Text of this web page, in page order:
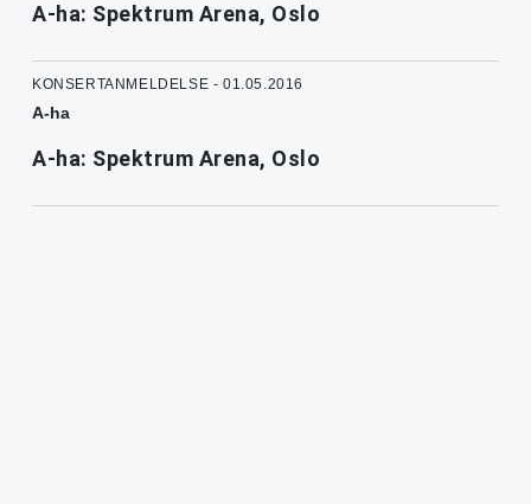
A-ha: Spektrum Arena, Oslo
KONSERTANMELDELSE - 01.05.2016
A-ha
A-ha: Spektrum Arena, Oslo